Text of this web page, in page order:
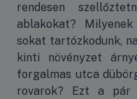
rendesen
ablakokat?
sokat tartózkodunk,
kinti növényzet
forgalmas utca
rovarok? Ezt a pár